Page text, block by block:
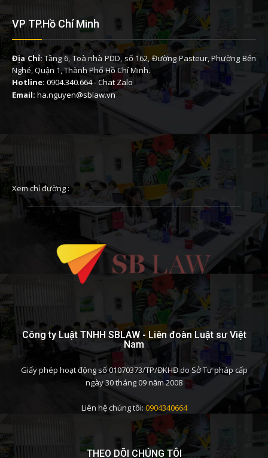
VP TP.Hồ Chí Minh
Địa Chỉ:Tầng 6, Toà nhà PDD, số 162, Đường Pasteur, Phường Bến
Nghé, Quận 1, Thành Phố Hồ Chí Minh.
Hotline: 0904.340.664-Chat Zalo
Email: ha.nguyen@sblaw.vn
Xem chỉ đường :
Công ty Luật TNHH SBLAW - Liên đoàn Luật sư Việt
Nam
Giấy phép hoạt động số 01070373/TP/ĐKHĐ do Sở Tư pháp cấp
ngày 30 tháng 09 năm 2008
Liên hệ chúng tôi: 0904340664
THEO DÕI CHÚNG TÔI